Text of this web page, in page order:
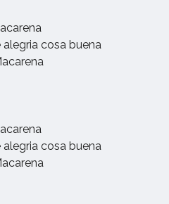
cosa buena
cosa buena